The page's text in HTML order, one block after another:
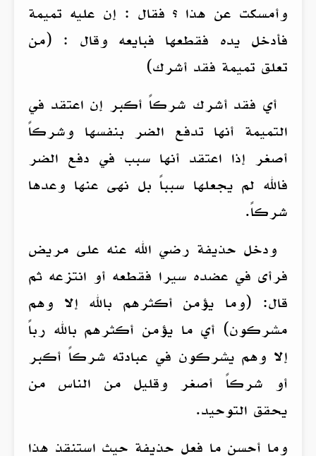
وأمسكت عن هذا ؟ فقال : إن عليه تميمة
فأدخل يده فقطعها فبايعه وقال : (من
تعلق تميمة فقد أشرك)
أي فقد أشرك شركاً أكبر إن اعتقد في
التميمة أنها تدفع الضر بنفسها وشركاً
أصغر إذا اعتقد أنها سبب في دفع الضر
فالله لم يجعلها سبباً بل نهى عنها وعدها
شركاً.
ودخل حذيفة رضي الله عنه على مريض
فرأى في عضده سيرا فقطعه أو انتزعه ثم
قال: (وما يؤمن أكثرهم بالله إلا وهم
مشركون) أي ما يؤمن أكثرهم بالله رباً
إلا وهم يشركون في عبادته شركاً أكبر
أو شركاً أصغر وقليل من الناس من
يحقق التوحيد.
وما أحسن ما فعل حذيفة حيث استنقذ هذا